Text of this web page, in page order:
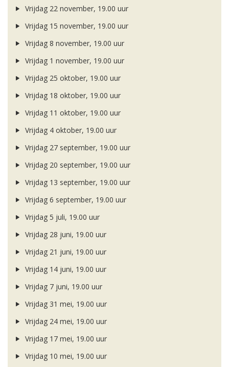
Vrijdag 22 november, 19.00 uur
Vrijdag 15 november, 19.00 uur
Vrijdag 8 november, 19.00 uur
Vrijdag 1 november, 19.00 uur
Vrijdag 25 oktober, 19.00 uur
Vrijdag 18 oktober, 19.00 uur
Vrijdag 11 oktober, 19.00 uur
Vrijdag 4 oktober, 19.00 uur
Vrijdag 27 september, 19.00 uur
Vrijdag 20 september, 19.00 uur
Vrijdag 13 september, 19.00 uur
Vrijdag 6 september, 19.00 uur
Vrijdag 5 juli, 19.00 uur
Vrijdag 28 juni, 19.00 uur
Vrijdag 21 juni, 19.00 uur
Vrijdag 14 juni, 19.00 uur
Vrijdag 7 juni, 19.00 uur
Vrijdag 31 mei, 19.00 uur
Vrijdag 24 mei, 19.00 uur
Vrijdag 17 mei, 19.00 uur
Vrijdag 10 mei, 19.00 uur